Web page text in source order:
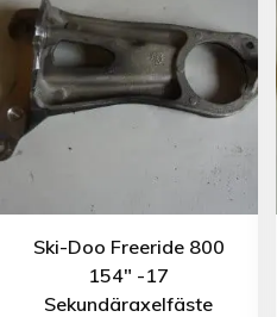
Ski-Doo Freeride 800
154″ -17
Sekundäraxelfäste